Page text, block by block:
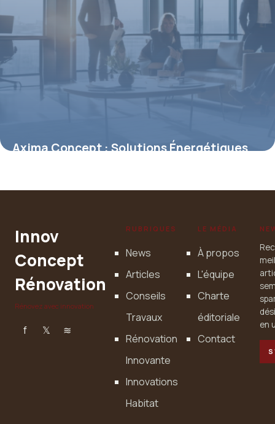
Axima Concept : Solutions Énergétiques
Innov
Concept
Rénovation
Rénovez avec innovation
f 𝕏 ≋
RUBRIQUES
News
Articles
Conseils
Travaux
Rénovation
Innovante
Innovations
Habitat
LE MÉDIA
À propos
L'équipe
Charte
éditoriale
Contact
en